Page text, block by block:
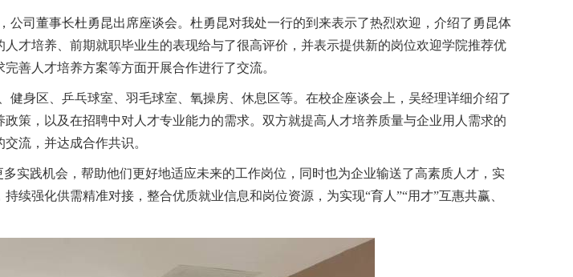
公司董事长杜勇昆出席座谈会。杜勇昆对我处一行的到来表示了热烈欢迎，介绍了勇昆体
才培养、前期就职毕业生的表现给与了很高评价，并表示提供新的岗位欢迎学院推荐优
善人才培养方案等方面开展合作进行了交流。
健身区、乒乓球室、羽毛球室、氧操房、休息区等。在校企座谈会上，吴经理详细介绍了
策，以及在招聘中对人才专业能力的需求。双方就提高人才培养质量与企业用人需求的
流，并达成合作共识。
实践机会，帮助他们更好地适应未来的工作岗位，同时也为企业输送了高素质人才，实
强化供需精准对接，整合优质就业信息和岗位资源，为实现“育人”“用才”互惠共赢、